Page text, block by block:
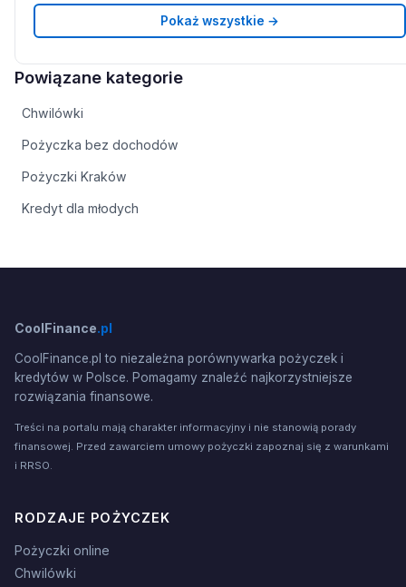
Pokaż wszystkie →
Powiązane kategorie
Chwilówki
Pożyczka bez dochodów
Pożyczki Kraków
Kredyt dla młodych
CoolFinance.pl
CoolFinance.pl to niezależna porównywarka pożyczek i
kredytów w Polsce. Pomagamy znaleźć najkorzystniejsze
rozwiązania finansowe.
Treści na portalu mają charakter informacyjny i nie stanowią porady
finansowej. Przed zawarciem umowy pożyczki zapoznaj się z warunkami
i RRSO.
RODZAJE POŻYCZEK
Pożyczki online
Chwilówki